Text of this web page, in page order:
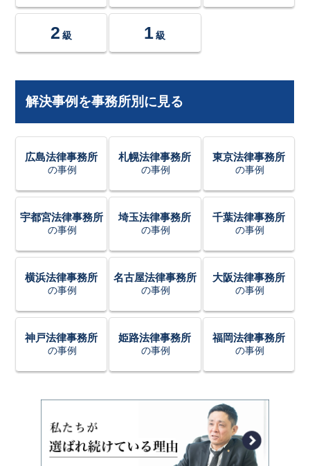
2 級 1 級
解決事例を事務所別に見る
広島法律事務所
の事例
札幌法律事務所
の事例
東京法律事務所
の事例
宇都宮法律事務所
の事例
埼玉法律事務所
の事例
千葉法律事務所
の事例
横浜法律事務所
の事例
名古屋法律事務所
の事例
大阪法律事務所
の事例
神戸法律事務所
の事例
姫路法律事務所
の事例
福岡法律事務所
の事例